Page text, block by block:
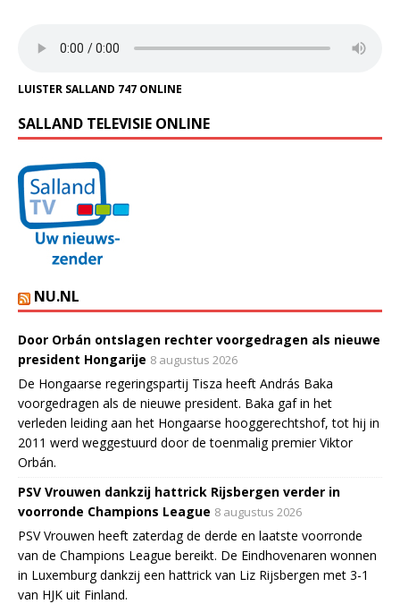
LUISTER SALLAND 747 ONLINE
SALLAND TELEVISIE ONLINE
NU.NL
Door Orbán ontslagen rechter voorgedragen als nieuwe
president Hongarije 8 augustus 2026
De Hongaarse regeringspartij Tisza heeft András Baka
voorgedragen als de nieuwe president. Baka gaf in het
verleden leiding aan het Hongaarse hooggerechtshof, tot hij in
2011 werd weggestuurd door de toenmalig premier Viktor
Orbán.
PSV Vrouwen dankzij hattrick Rijsbergen verder in
voorronde Champions League 8 augustus 2026
PSV Vrouwen heeft zaterdag de derde en laatste voorronde
van de Champions League bereikt. De Eindhovenaren wonnen
in Luxemburg dankzij een hattrick van Liz Rijsbergen met 3-1
van HJK uit Finland.